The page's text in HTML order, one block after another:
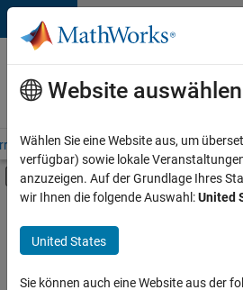
Weiter zum Inhalt
Karriere
bei
MathWorks
– Übersicht Stellensuche
Umschaltung für Off-
Hauptinhalt
Information Technology
Customer Support
Education Sales
+7
Website auswählen
Wählen Sie eine Website aus, um
verfügbar) sowie lokale
anzuzeigen. Auf der Grundlage Ihres
wir Ihnen die folgende Auswahl:United
United States
Sie können auch eine Website aus der